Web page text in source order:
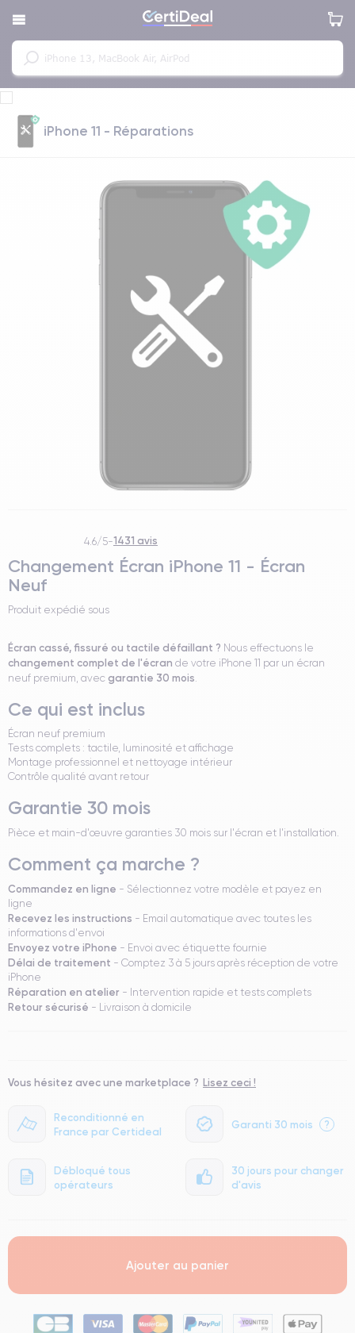
iPhone 11 - Réparations
4.6/5-1431 avis
Changement Écran iPhone 11 - Écran
Neuf
Produit expédié sous
Écran cassé, fissuré ou tactile défaillant ? Nous effectuons le
changement complet de l'écran de votre iPhone 11 par un écran
neuf premium, avec garantie 30 mois.
Ce qui est inclus
Écran neuf premium
Tests complets : tactile, luminosité et affichage
Montage professionnel et nettoyage intérieur
Contrôle qualité avant retour
Garantie 30 mois
Pièce et main-d'œuvre garanties 30 mois sur l'écran et l'installation.
Comment ça marche ?
Commandez en ligne - Sélectionnez votre modèle et payez en
ligne
Recevez les instructions - Email automatique avec toutes les
informations d'envoi
Envoyez votre iPhone - Envoi avec étiquette fournie
Délai de traitement - Comptez 3 à 5 jours après réception de votre
iPhone
Réparation en atelier - Intervention rapide et tests complets
Retour sécurisé - Livraison à domicile
Reconditionné en
France par Certideal
Garanti 30 mois ?
Débloqué tous
opérateurs
30 jours pour changer
d'avis
Vous hésitez avec une marketplace ? Lisez ceci !
Ajouter au panier